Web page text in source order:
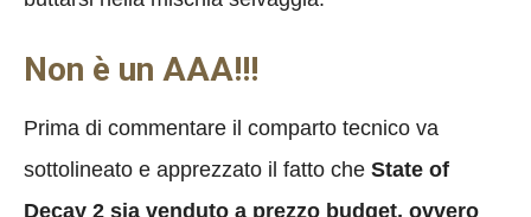
Non è un AAA!!!
Prima di commentare il comparto tecnico va
sottolineato e apprezzato il fatto che State of
Decay 2 sia venduto a prezzo budget, ovvero